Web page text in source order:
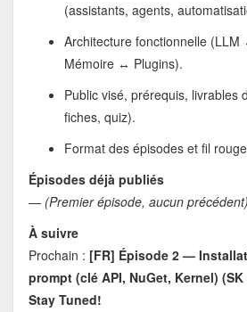
(assistants, agents,
Architecture fonctionnelle
Mémoire ↔ Plugins).
Public visé, prérequis, livrables
fiches, quiz).
Format des épisodes et fil
Épisodes déjà publiés
— (Premier épisode, aucun précédent)
À suivre
Prochain : [FR] Épisode 2 —
prompt (clé API, NuGet, Kernel) (SK
Stay Tuned!